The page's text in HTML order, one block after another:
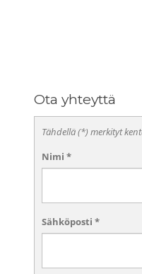
Ota yhteyttä
Tähdellä (*) merkityt
Nimi*
Sähköposti*